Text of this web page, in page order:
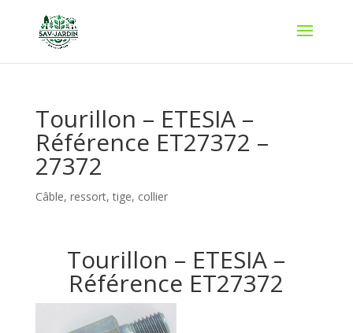
Tourillon – ETESIA –
Référence ET27372 –
27372
Câble, ressort, tige, collier
Tourillon – ETESIA –
Référence ET27372